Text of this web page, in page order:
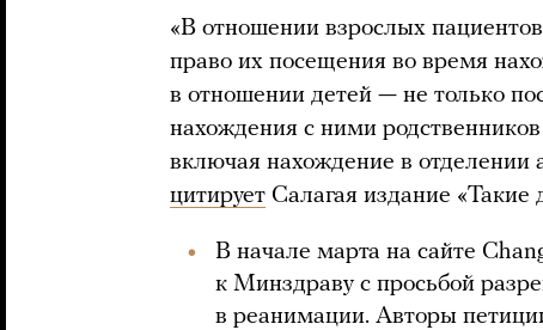
«В отношении взрослых
право их посещения во время
в отношении детей — не только
нахождения с ними
включая нахождение в отделении
цитирует Салагая издание «Такие
В начале марта на сайте
к Минздраву с просьбой
в реанимации. Авторы